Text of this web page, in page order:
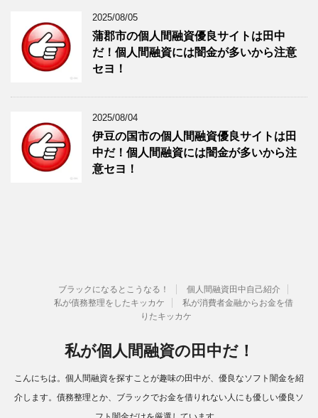
2025/08/05
蒲郡市の個人間融資優良サイトは田中
だ！個人間融資には闇金が多いから注意
セヨ！
2025/08/04
伊豆の国市の個人間融資優良サイトは田
中だ！個人間融資には闇金が多いから注
意セヨ！
ブラックになるとこうなる！
個人間融資田中自己紹介
私が債務整理をしたキッカケ
私が消費者金融からお金を借
りたキッカケ
私が個人間融資の田中だ！
こんにちは。個人間融資を探すことが趣味の田中が、優良なソフト闇金を紹
介します。債務整理とか、ブラックでお金を借りれない人にも優しい優良ソ